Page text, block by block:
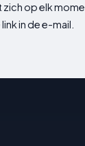
zich op elk
in de e-mail.